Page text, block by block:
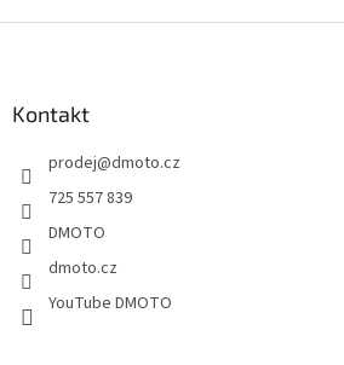
Kontakt
prodej@dmoto.cz
725 557 839
DMOTO
dmoto.cz
YouTube DMOTO